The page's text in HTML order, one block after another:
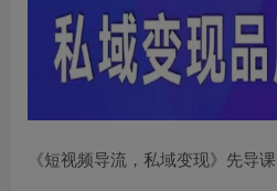
《短视频导流 ，私域变现》先导课